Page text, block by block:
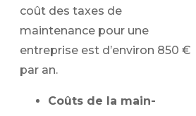
coût des taxes de
maintenance pour une
entreprise est d’environ 850 €
par an.
Coûts de la main-